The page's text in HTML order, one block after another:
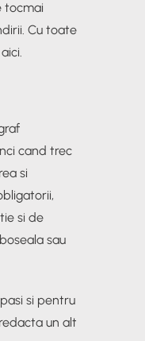
tocmai
Cu toate
cand trec
si
si de
sau
si pentru
un alt